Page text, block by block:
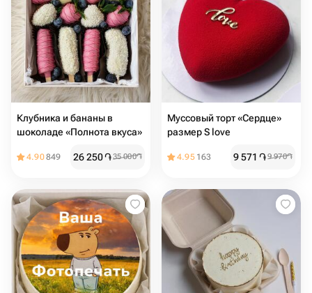
Клубника и бананы в
шоколаде «Полнота вкуса»
4.90849 26 250֏35 000֏
Муссовый торт «Сердце»
размер S love
4.95 163 9 571 ֏9 970֏